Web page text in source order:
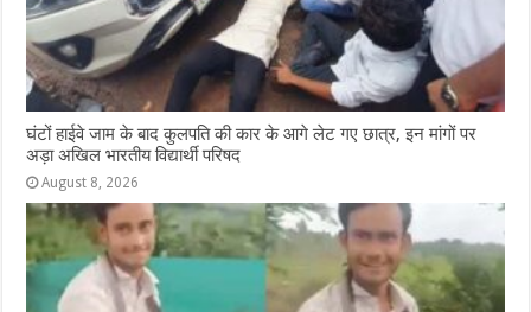
घंटों हाईवे जाम के बाद कुलपति की कार के आगे लेट गए छात्र, इन मांगों पर
अड़ा अखिल भारतीय विद्यार्थी परिषद
August 8, 2026